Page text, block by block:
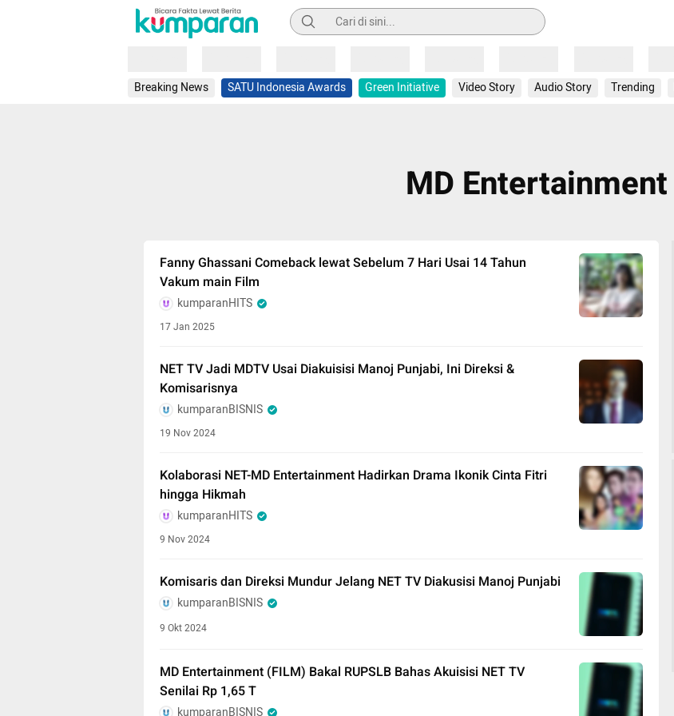
Pencarian
Breaking News SATU Indonesia Awards Green Initiative Video Story Audio Story Trending
MD Entertainment
Fanny Ghassani Comeback lewat Sebelum 7 Hari Usai 14 Tahun
Vakum main Film
kumparanHITS
17 Jan 2025
NET TV Jadi MDTV Usai Diakuisisi Manoj Punjabi, Ini Direksi &
Komisarisnya
kumparanBISNIS
19 Nov 2024
Kolaborasi NET-MD Entertainment Hadirkan Drama Ikonik Cinta Fitri
hingga Hikmah
kumparanHITS
9 Nov 2024
Komisaris dan Direksi Mundur Jelang NET TV Diakusisi Manoj Punjabi
kumparanBISNIS
9 Okt 2024
MD Entertainment (FILM) Bakal RUPSLB Bahas Akuisisi NET TV
Senilai Rp 1,65 T
kumparanBISNIS